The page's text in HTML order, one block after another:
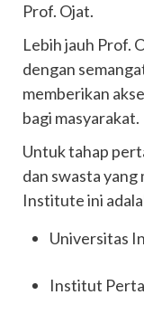
Prof. Ojat.
Lebih jauh Prof.
dengan
memberikan
bagi masyarakat.
Untuk tahap
dan swasta yang
Institute ini
Universitas
Institut